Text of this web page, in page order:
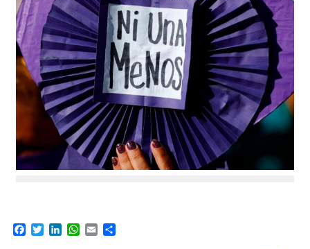
Facebook
TwitterLinkedIn
WhatsApp
Email